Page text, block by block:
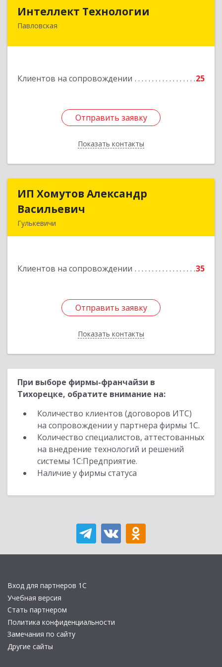
Интеллект Технологии
Павловская
Клиентов на сопровождении 25
Отправить заявку
Показать контакты
352040, Краснодарский край, Павловский р-н,
Отправить заявку
Назад
ИП Хомутов Александр
Васильевич
Гулькевичи
Клиентов на сопровождении 35
Отправить заявку
Показать контакты
ИП Хомутов Александр
Подробнее
Отправить заявку
Назад
При выборе фирмы-франчайзи в
Тихорецке, обратите внимание на:
Количество клиентов (договоров ИТС)
на сопровождении у партнера фирмы 1С.
Количество специалистов, аттестованных
на внедрение технологий и решений
системы 1С:Предприятие.
Наличие у фирмы статуса
Вход для партнеров 1С
Учебная версия
Стать партнером
Политика конфиденциальности
Замечания по сайту
Другие сайты